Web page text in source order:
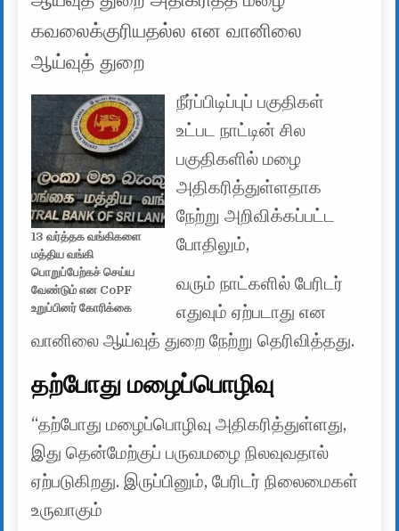
கவலைக்குரியதல்ல என வானிலை
ஆய்வுத் துறை
13 வர்த்தக வங்கிகளை
மத்திய வங்கி
பொறுப்பேற்கச் செய்ய
வேண்டும் என CoPF
உறுப்பினர் கோரிக்கை
நீர்ப்பிடிப்புப் பகுதிகள்
உட்பட நாட்டின் சில
பகுதிகளில் மழை
அதிகரித்துள்ளதாக
நேற்று அறிவிக்கப்பட்ட
போதிலும்,
வரும் நாட்களில் பேரிடர்
எதுவும் ஏற்படாது என
வானிலை ஆய்வுத் துறை நேற்று தெரிவித்தது.
தற்போது மழைப்பொழிவு
“தற்போது மழைப்பொழிவு அதிகரித்துள்ளது,
இது தென்மேற்குப் பருவமழை நிலவுவதால்
ஏற்படுகிறது. இருப்பினும், பேரிடர் நிலைமைகள்
உருவாகும்